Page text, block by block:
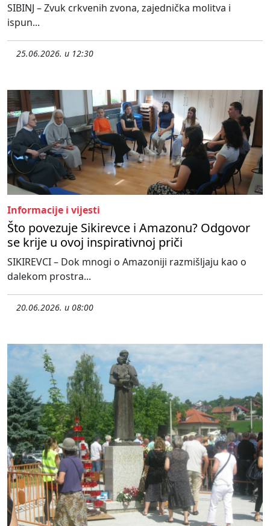
SIBINJ – Zvuk crkvenih zvona, zajednička molitva i
ispun...
25.06.2026. u 12:30
Informacije i vijesti
Što povezuje Sikirevce i Amazonu? Odgovor
se krije u ovoj inspirativnoj priči
SIKIREVCI – Dok mnogi o Amazoniji razmišljaju kao o
dalekom prostra...
20.06.2026. u 08:00